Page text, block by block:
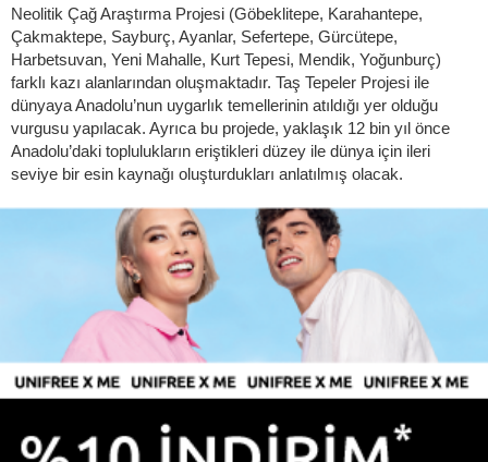
Neolitik Çağ Araştırma Projesi (Göbeklitepe, Karahantepe,
Çakmaktepe, Sayburç, Ayanlar, Sefertepe, Gürcütepe,
Harbetsuvan, Yeni Mahalle, Kurt Tepesi, Mendik, Yoğunburç)
farklı kazı alanlarından oluşmaktadır. Taş Tepeler Projesi ile
dünyaya Anadolu’nun uygarlık temellerinin atıldığı yer olduğu
vurgusu yapılacak. Ayrıca bu projede, yaklaşık 12 bin yıl önce
Anadolu’daki toplulukların eriştikleri düzey ile dünya için ileri
seviye bir esin kaynağı oluşturdukları anlatılmış olacak.